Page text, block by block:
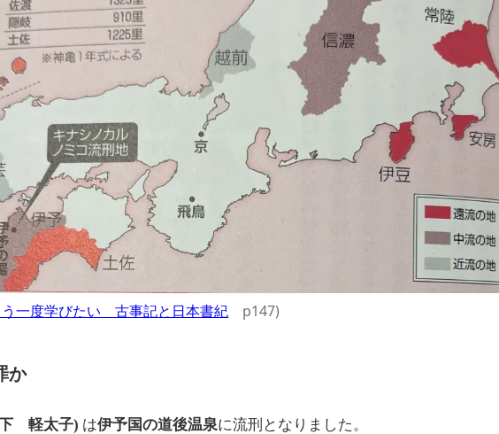
う一度学びたい 古事記と日本書紀 p147)
か
軽太子) は伊予国の道後温泉に流刑となりました。